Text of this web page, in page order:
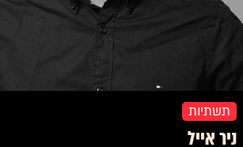
תשתיות
ניר אייל